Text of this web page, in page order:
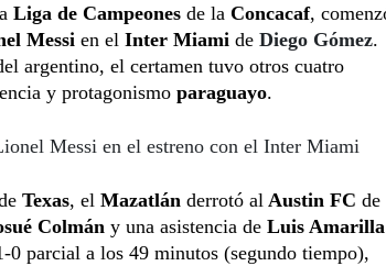
Liga de Campeones de la Concacaf,
Messi en el Inter Miami de Diego Gómez.
argentino, el certamen tuvo otros cuatro
y protagonismo paraguayo.
Messi en el estreno con el Inter Miami
Texas, el Mazatlán derrotó al Austin FC de
Colmán y una asistencia de Luis Amarilla
0 parcial a los 49 minutos (segundo tiempo),